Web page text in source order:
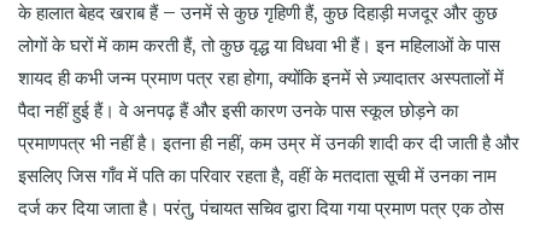
के हालात बेहद खराब हैं – उनमें से कुछ गृहिणी हैं, कुछ दिहाड़ी मजदूर और कुछ
लोगों के घरों में काम करती हैं, तो कुछ वृद्ध या विधवा भी हैं। इन महिलाओं के पास
शायद ही कभी जन्म प्रमाण पत्र रहा होगा, क्योंकि इनमें से ज़्यादातर अस्पतालों में
पैदा नहीं हुई हैं। वे अनपढ़ हैं और इसी कारण उनके पास स्कूल छोड़ने का
प्रमाणपत्र भी नहीं है। इतना ही नहीं, कम उम्र में उनकी शादी कर दी जाती है और
इसलिए जिस गाँव में पति का परिवार रहता है, वहीं के मतदाता सूची में उनका नाम
दर्ज कर दिया जाता है। परंतु, पंचायत सचिव द्वारा दिया गया प्रमाण पत्र एक ठोस